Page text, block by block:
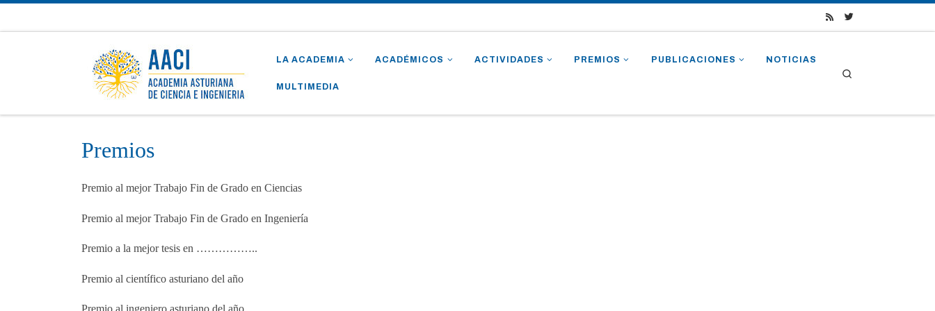
LA ACADEMIA ACADÉMICOS ACTIVIDADES PREMIOS PUBLICACIONES NOTICIAS
MULTIMEDIA
Premios
Premio al mejor Trabajo Fin de Grado en Ciencias
Premio al mejor Trabajo Fin de Grado en Ingeniería
Premio a la mejor tesis en ……………..
Premio al científico asturiano del año
Premio al ingeniero asturiano del año